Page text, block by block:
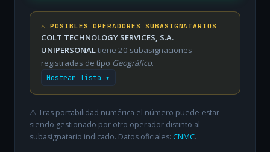
⚠️ POSIBLES OPERADORES SUBASIGNATARIOS
COLT TECHNOLOGY SERVICES, S.A.
UNIPERSONALtiene 20 subasignaciones
registradas de tipo Geográfico.
Mostrar lista ▾
⚠️ Tras portabilidad numérica el número puede estar
siendo gestionado por otro operador distinto al
subasignatario indicado. Datos oficiales: CNMC.